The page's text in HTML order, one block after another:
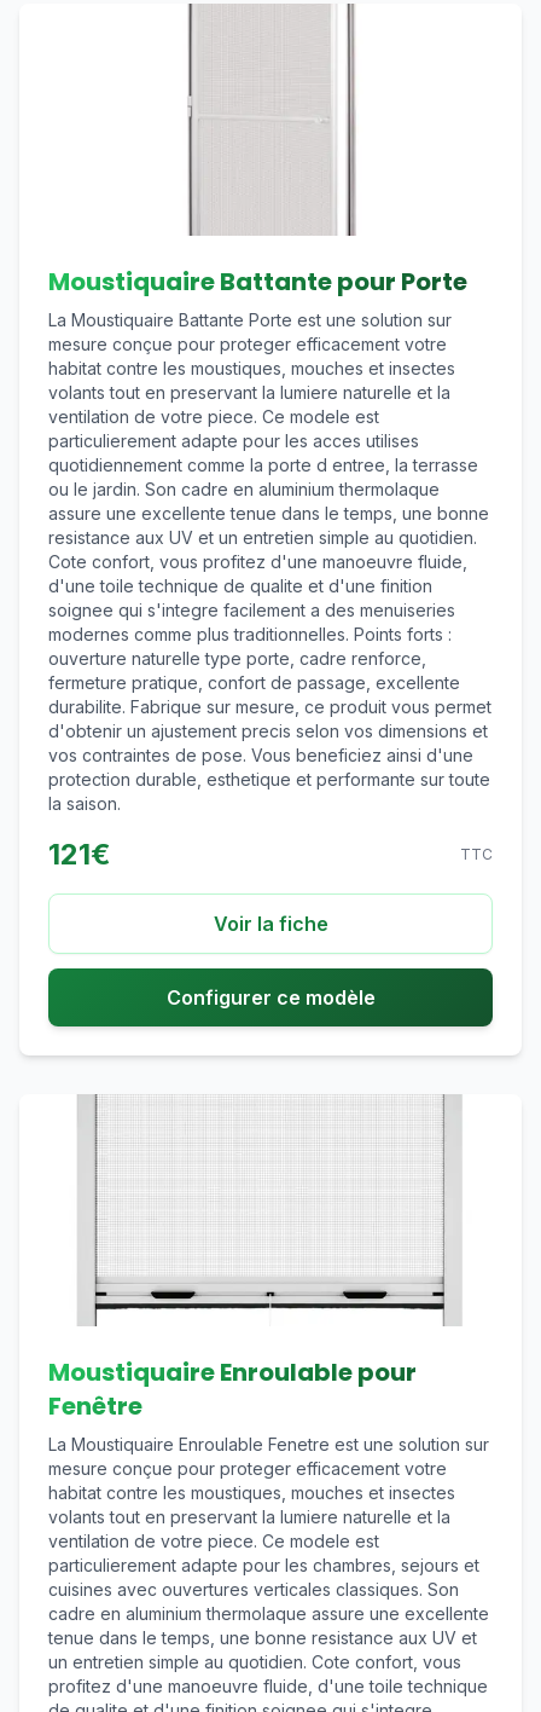
Moustiquaire Battante pour Porte
La Moustiquaire Battante Porte est une solution sur
mesure conçue pour proteger efficacement votre
habitat contre les moustiques, mouches et insectes
volants tout en preservant la lumiere naturelle et la
ventilation de votre piece. Ce modele est
particulierement adapte pour les acces utilises
quotidiennement comme la porte d entree, la terrasse
ou le jardin. Son cadre en aluminium thermolaque
assure une excellente tenue dans le temps, une bonne
resistance aux UV et un entretien simple au quotidien.
Cote confort, vous profitez d'une manoeuvre fluide,
d'une toile technique de qualite et d'une finition
soignee qui s'integre facilement a des menuiseries
modernes comme plus traditionnelles. Points forts :
ouverture naturelle type porte, cadre renforce,
fermeture pratique, confort de passage, excellente
durabilite. Fabrique sur mesure, ce produit vous permet
d'obtenir un ajustement precis selon vos dimensions et
vos contraintes de pose. Vous beneficiez ainsi d'une
protection durable, esthetique et performante sur toute
la saison.
121€ TTC
Voir la fiche
Configurer ce modèle
Moustiquaire Enroulable pour
Fenêtre
La Moustiquaire Enroulable Fenetre est une solution sur
mesure conçue pour proteger efficacement votre
habitat contre les moustiques, mouches et insectes
volants tout en preservant la lumiere naturelle et la
ventilation de votre piece. Ce modele est
particulierement adapte pour les chambres, sejours et
cuisines avec ouvertures verticales classiques. Son
cadre en aluminium thermolaque assure une excellente
tenue dans le temps, une bonne resistance aux UV et
un entretien simple au quotidien. Cote confort, vous
profitez d'une manoeuvre fluide, d'une toile technique